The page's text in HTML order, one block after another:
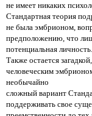
не имеет никаких
Стандартная теория
не была эмбрионом,
предположению, что
потенциальная личность.
Также остается
человеческим
необычайно
сложный вариант
поддерживать свое